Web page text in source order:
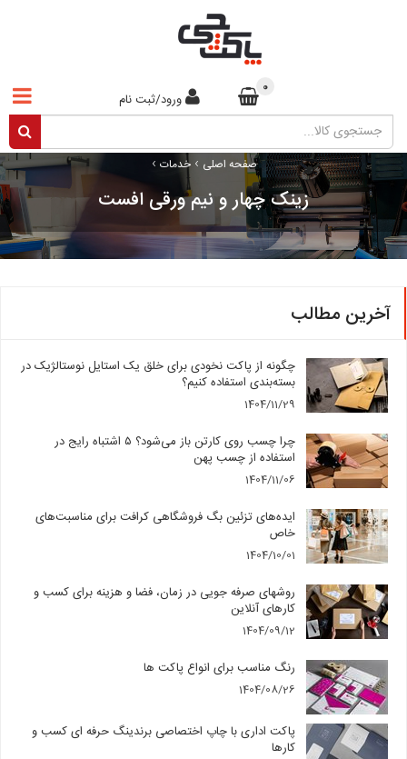
ورود/ثبت نام
0
صفحه اصلی › خدمات ›
زینک چهار و نیم ورقی افست
آخرین مطالب
چگونه از پاکت نخودی برای خلق یک استایل نوستالژیک در
بسته‌بندی استفاده کنیم؟
1404/11/29
چرا چسب روی کارتن باز می‌شود؟ ۵ اشتباه رایج در
استفاده از چسب پهن
1404/11/06
ایده‌های تزئین بگ فروشگاهی کرافت برای مناسبت‌های
خاص
1404/10/01
روشهای صرفه جویی در زمان، فضا و هزینه برای کسب و
کارهای آنلاین
1404/09/12
رنگ مناسب برای انواع پاکت ها
1404/08/26
پاکت اداری با چاپ اختصاصی برندینگ حرفه ای کسب و
کارها